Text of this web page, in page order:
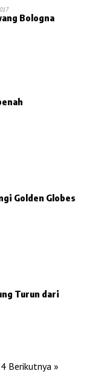
Bologna
Golden Globes
Turun dari
Berikutnya »